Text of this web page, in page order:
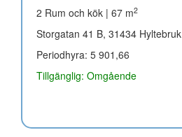
2 Rum och kök | 67 m2
Storgatan 41 B, 31434 Hyltebruk
Periodhyra: 5 901,66
Tillgänglig: Omgående